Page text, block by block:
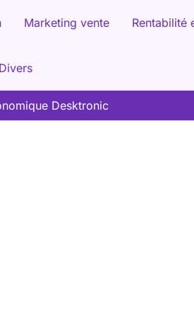
Marketing vente Rentabilité
Divers
Desktronic